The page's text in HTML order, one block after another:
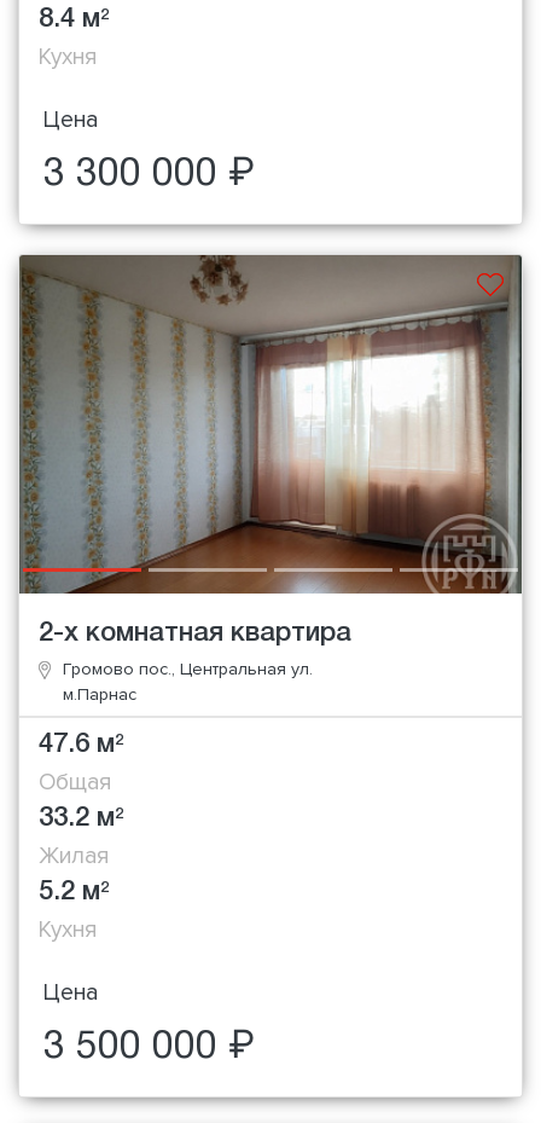
8.4 м2
Кухня
Цена
3 300 000 ₽
2-х комнатная квартира
Громово пос., Центральная ул.
м.Парнас
47.6 м2
Общая
33.2 м2
Жилая
5.2 м2
Кухня
Цена
3 500 000 ₽